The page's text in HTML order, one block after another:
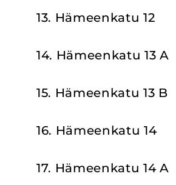
13. Hä­meen­ka­tu 12
14. Hä­meen­ka­tu 13 A
15. Hä­meen­ka­tu 13 B
16. Hä­meen­ka­tu 14
17. Hä­meen­ka­tu 14 A